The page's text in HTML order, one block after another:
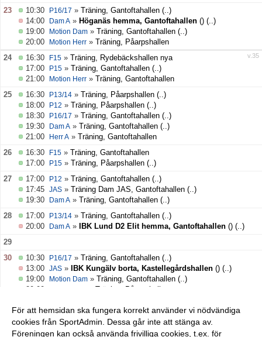
23
10:30 P16/17 » Träning, Gantoftahallen (..)
14:00
Dam A » Höganäs hemma, Gantoftahallen () (..)
19:00
Motion Dam » Träning, Gantoftahallen (..)
20:00
Motion Herr » Träning, Påarpshallen
v.35
24 16:30 F15 » Träning, Rydebäckshallen nya
17:00
P15 » Träning, Gantoftahallen (..)
21:00
Motion Herr » Träning, Gantoftahallen
25
16:30 P13/14 » Träning, Påarpshallen (..)
18:00
P12 » Träning, Påarpshallen (..)
18:30
P16/17 » Träning, Gantoftahallen (..)
19:30
Dam A » Träning, Gantoftahallen (..)
21:00
Herr A » Träning, Gantoftahallen
26
16:30 F15 » Träning, Gantoftahallen
17:00
P15 » Träning, Påarpshallen (..)
27
17:00 P12 » Träning, Gantoftahallen (..)
17:45 JAS » Träning Dam JAS, Gantoftahallen (..)
19:30
Dam A » Träning, Gantoftahallen (..)
28
17:00 P13/14 » Träning, Gantoftahallen (..)
20:00
Dam A » IBK Lund D2 Elit hemma, Gantoftahallen () (..)
29
30
10:30 P16/17 » Träning, Gantoftahallen (..)
13:00 JAS » IBK Kungälv borta, Kastellegårdshallen () (..)
19:00
Motion Dam » Träning, Gantoftahallen (..)
20:00
Träning, Påarpshallen
16:30 F15 »
Träning, Rydebäckshallen nya
17:00
»Träning, Gantoftahallen (..)
21:00Motion Herr»Träning, Gantoftahallen
För att hemsidan ska fungera korrekt använder vi nödvändiga
cookies från SportAdmin. Dessa går inte att stänga av.
Föreningen kan också använda frivilliga cookies, t.ex. för